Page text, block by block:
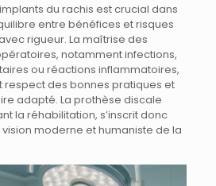
du rachis est crucial dans
entre bénéfices et risques
rigueur. La maîtrise des
notamment infections,
ou réactions inflammatoires,
respect des bonnes pratiques et
adapté. La prothèse discale
la réhabilitation, s’inscrit donc
moderne et humaniste de la